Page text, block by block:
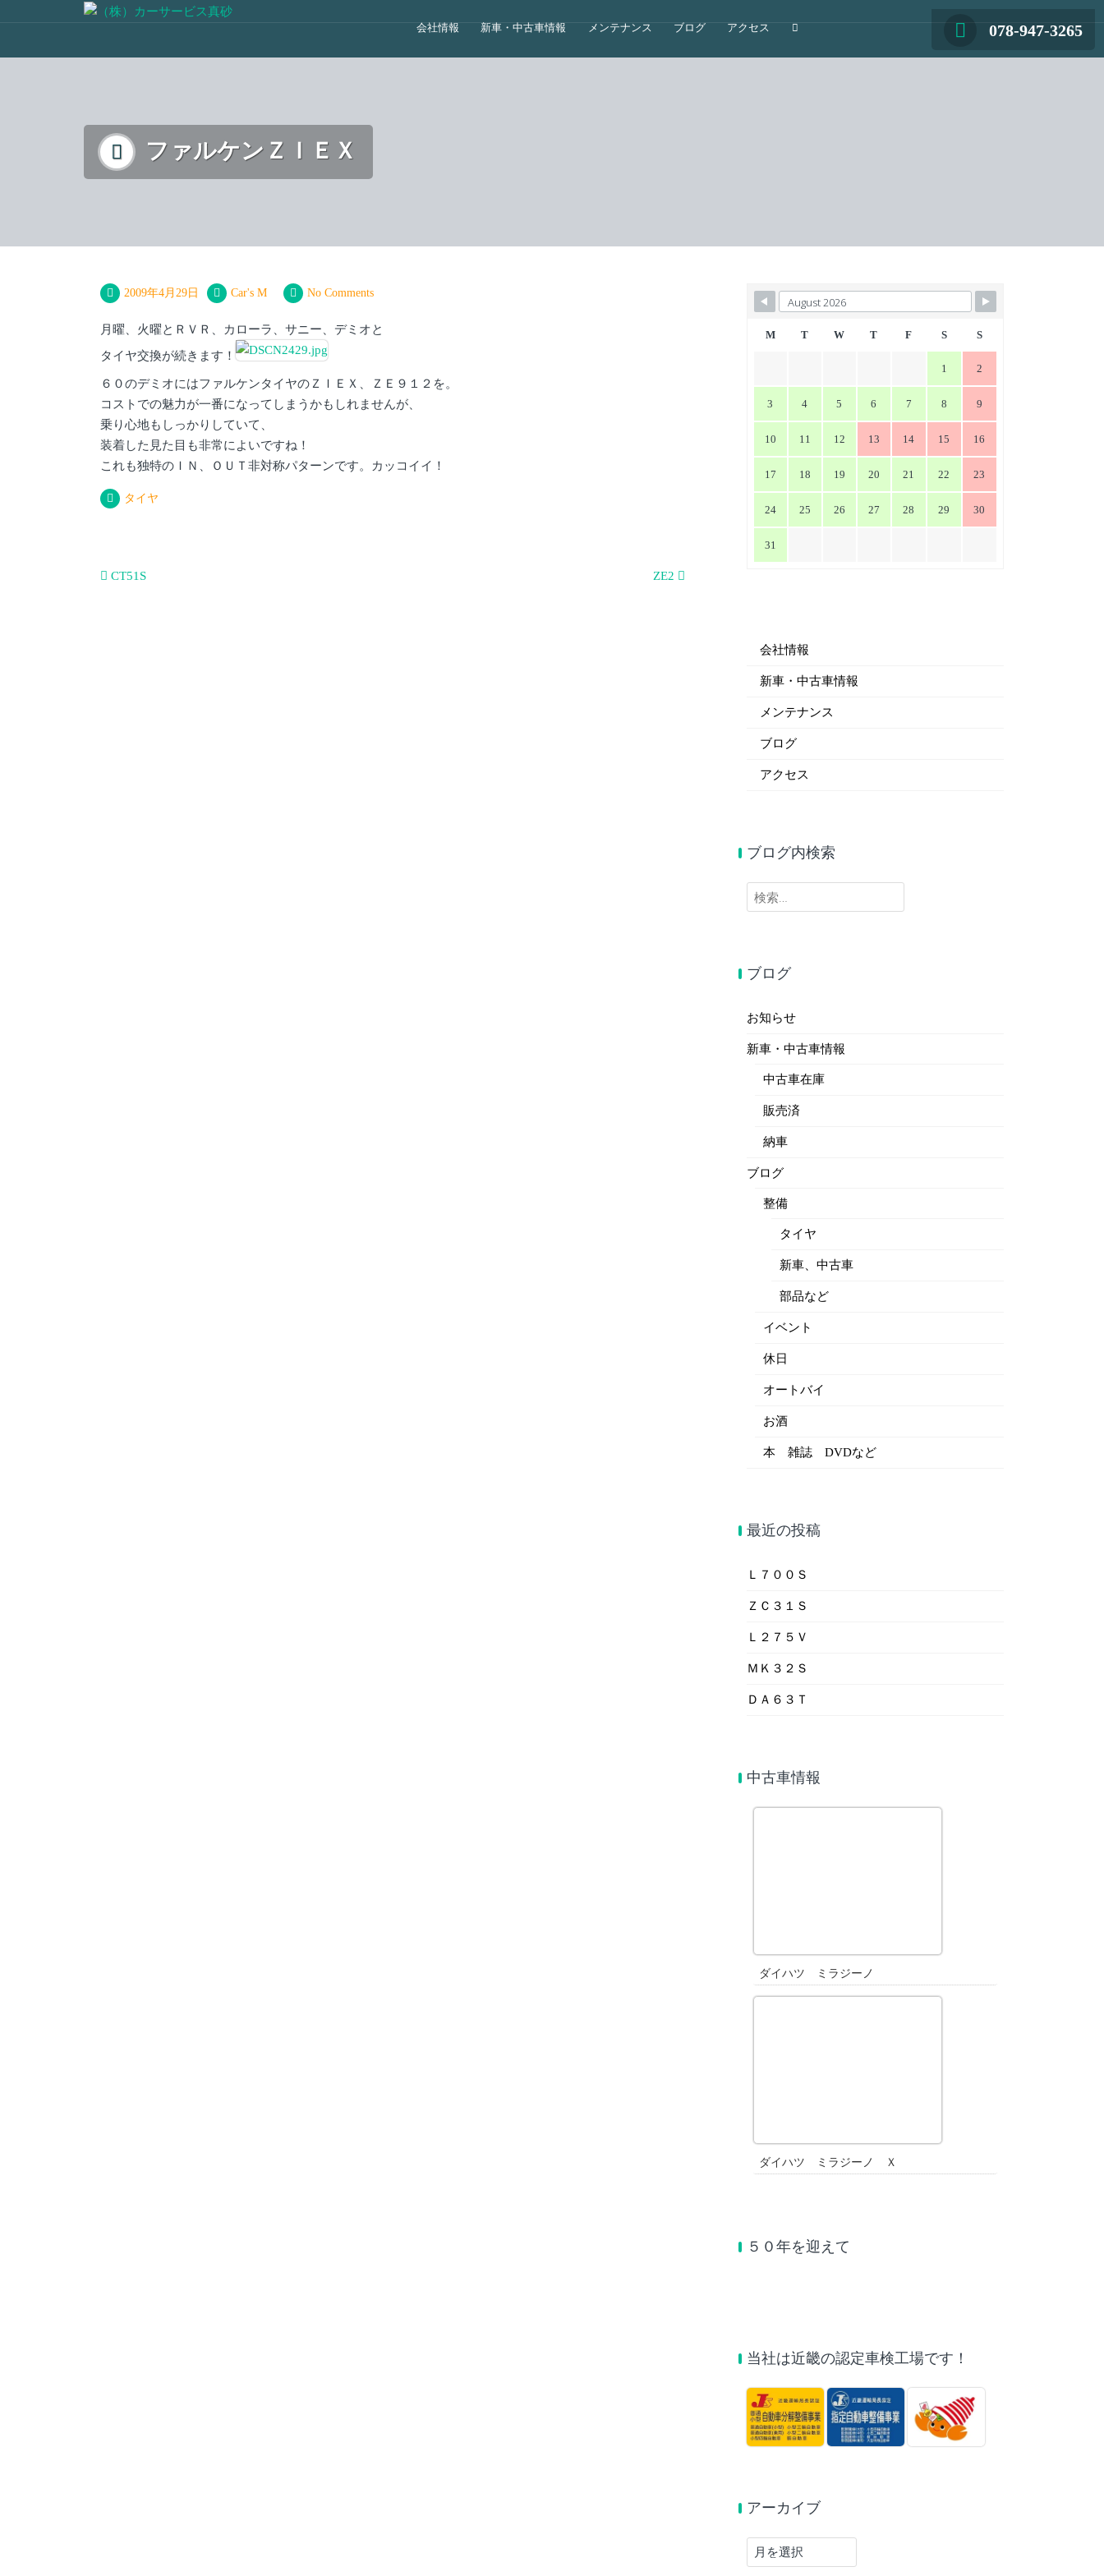
078-947-3265
会社情報 新車・中古車情報 メンテナンス ブログ アクセス
ファルケンＺＩＥＸ
2009年4月29日 Car's M No Comments
月曜、火曜とＲＶＲ、カローラ、サニー、デミオと
タイヤ交換が続きます！
６０のデミオにはファルケンタイヤのＺＩＥＸ、ＺＥ９１２を。
コストでの魅力が一番になってしまうかもしれませんが、
乗り心地もしっかりしていて、
装着した見た目も非常によいですね！
これも独特のＩＮ、ＯＵＴ非対称パターンです。カッコイイ！
タイヤ
投CT51S ZE2
M T W T F S S
1 2
3 4 5 6 7 8 9
10 11 12 13 14 15 16
17 18 19 20 21 22 23
24 25 26 27 28 29 30
31
会社情報
新車・中古車情報
メンテナンス
ブログ
アクセス
ブログ内検索
検
索:
ブログ
お知らせ
新車・中古車情報
中古車在庫
販売済
納車
ブログ
整備
タイヤ
新車、中古車
部品など
イベント
休日
オートバイ
お酒
本 雑誌 DVDなど
最近の投稿
Ｌ７００Ｓ
ＺＣ３１Ｓ
Ｌ２７５Ｖ
ＭＫ３２Ｓ
ＤＡ６３Ｔ
中古車情報
ダイハツ ミラジーノ
ダイハツ ミラジーノ Ｘ
５０年を迎えて
当社は近畿の認定車検工場です！
アーカイブ
ア
ー